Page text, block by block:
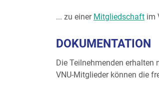
... zu einer Mitgliedschaft im
DOKUMENTATION
Die Teilnehmenden erhalten
VNU-Mitglieder können die